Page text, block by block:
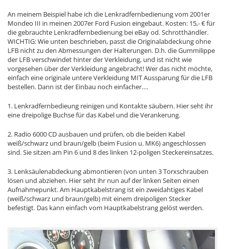
An meinem Beispiel habe ich die Lenkradfernbedienung vom 2001er
Mondeo III in meinen 2007er Ford Fusion eingebaut. Kosten: 15,- € für
die gebrauchte Lenkradfernbedienung bei eBay od. Schrotthändler.
WICHTIG: Wie unten beschrieben, passt die Originalabdeckung ohne
LFB nicht zu den Abmessungen der Halterungen. D.h. die Gummilippe
der LFB verschwindet hinter der Verkleidung, und ist nicht wie
vorgesehen über der Verkleidung angebracht! Wer das nicht möchte,
einfach eine originale untere Verkleidung MIT Aussparung für die LFB
bestellen. Dann ist der Einbau noch einfacher….
1. Lenkradfernbedieung reinigen und Kontakte säubern. Hier seht ihr
eine dreipolige Buchse für das Kabel und die Verankerung.
2. Radio 6000 CD ausbauen und prüfen, ob die beiden Kabel
weiß/schwarz und braun/gelb (beim Fusion u. MK6) angeschlossen
sind. Sie sitzen am Pin 6 und 8 des linken 12-poligen Steckereinsatzes.
3. Lenksäulenabdeckung abmontieren (von unten 3 Torxschrauben
lösen und abziehen. Hier seht ihr nun auf der linken Seiten einen
Aufnahmepunkt. Am Hauptkabelstrang ist ein zweidahtiges Kabel
(weiß/schwarz und braun/gelb) mit einem dreipoligen Stecker
befestigt. Das kann einfach vom Hauptkabelstrang gelöst werden.